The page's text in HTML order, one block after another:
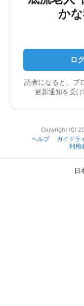
か
ロ
読者になると、ブ
更新通知を受
Copyright (C)
ヘルプ
ガイドラ
利用
日